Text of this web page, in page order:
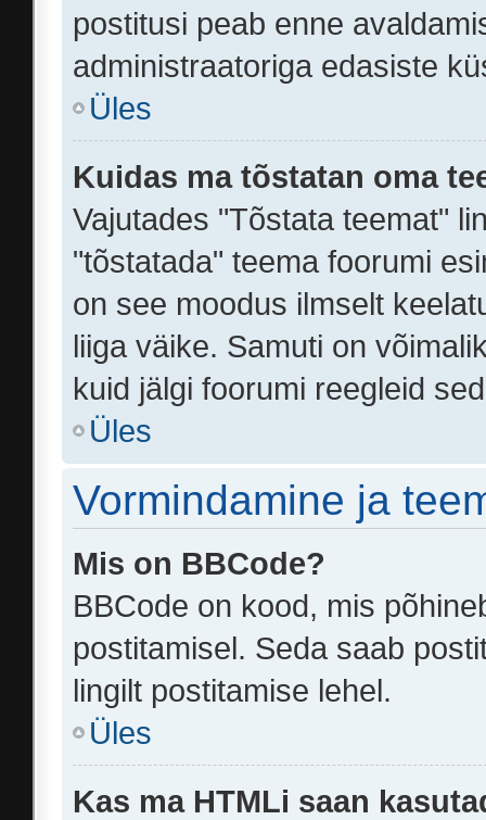
postitusi peab enne
administraatoriga edasiste
Üles
Kuidas ma tõstatan oma
Vajutades "Tõstata teemat"
"tõstatada" teema foorumi
on see moodus ilmselt
liiga väike. Samuti on
kuid jälgi foorumi reegleid
Üles
Vormindamine ja
Mis on BBCode?
BBCode on kood, mis
postitamisel. Seda saab
lingilt postitamise lehel.
Üles
Kas ma HTMLi saan